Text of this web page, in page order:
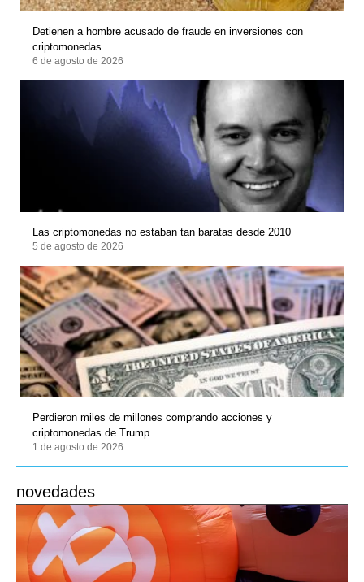
Detienen a hombre acusado de fraude en inversiones con
criptomonedas
6 de agosto de 2026
Las criptomonedas no estaban tan baratas desde 2010
5 de agosto de 2026
Perdieron miles de millones comprando acciones y
criptomonedas de Trump
1 de agosto de 2026
novedades